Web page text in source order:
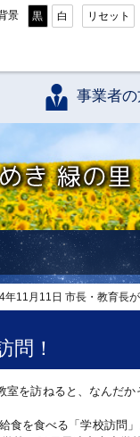
景 黒 白 リセット
事業者
きらめき 緑の里 なよろ
年11月11日 市長・教育長が
問！
室を訪ねると、なんだ
食を食べる「学校訪問